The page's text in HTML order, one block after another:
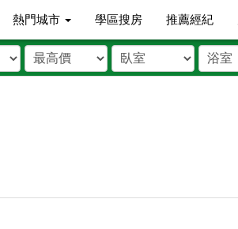
熱門城市 學區搜房 推薦經紀